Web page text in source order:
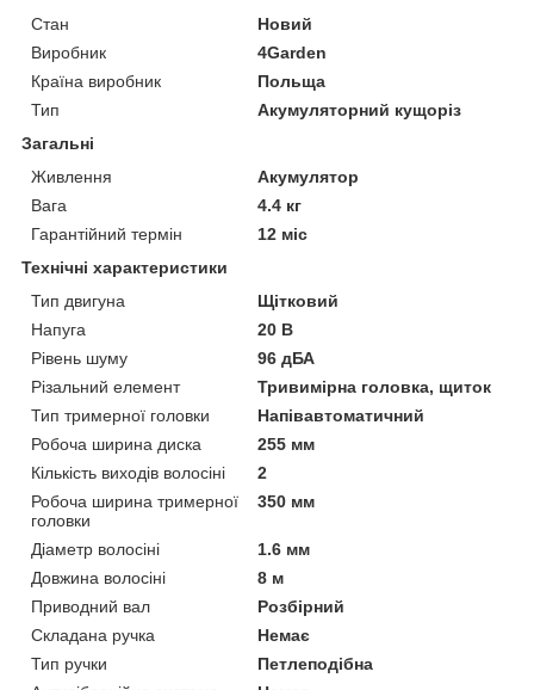
Стан
Новий
Виробник
4Garden
Країна виробник
Польща
Тип
Акумуляторний кущоріз
Загальні
Живлення
Акумулятор
Вага
4.4 кг
Гарантійний термін
12 міс
Технічні характеристики
Тип двигуна
Щітковий
Напуга
20 В
Рівень шуму
96 дБА
Різальний елемент
Тривимірна головка, щиток
Тип тримерної головки
Напівавтоматичний
Робоча ширина диска
255 мм
Кількість виходів волосіні
2
Робоча ширина тримерної
головки
350 мм
Діаметр волосіні
1.6 мм
Довжина волосіні
8 м
Приводний вал
Розбірний
Складана ручка
Немає
Тип ручки
Петлеподібна